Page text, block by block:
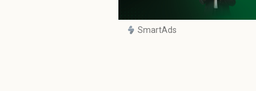
SmartAds